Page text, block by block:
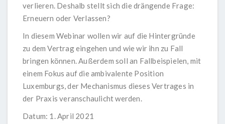
verlieren. Deshalb stellt sich die drängende Frage:
Erneuern oder Verlassen?
In diesem Webinar wollen wir auf die Hintergründe
zu dem Vertrag eingehen und wie wir ihn zu Fall
bringen können. Außerdem soll an Fallbeispielen, mit
einem Fokus auf die ambivalente Position
Luxemburgs, der Mechanismus dieses Vertrages in
der Praxis veranschaulicht werden.
Datum: 1. April 2021